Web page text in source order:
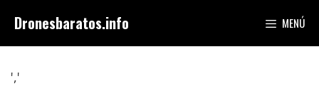
contenido
Dronesbaratos.info MENÚ
','